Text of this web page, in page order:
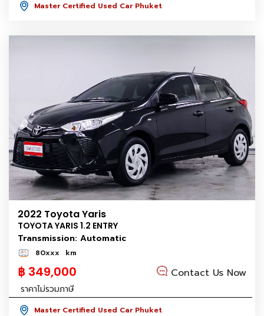
Master Certified Used Car Phuket
2022 Toyota Yaris
TOYOTA YARIS 1.2 ENTRY
Transmission: Automatic
80xxx km
฿ 349,000 Contact Us Now
ราคาไม่รวมภาษี
Master Certified Used Car Phuket